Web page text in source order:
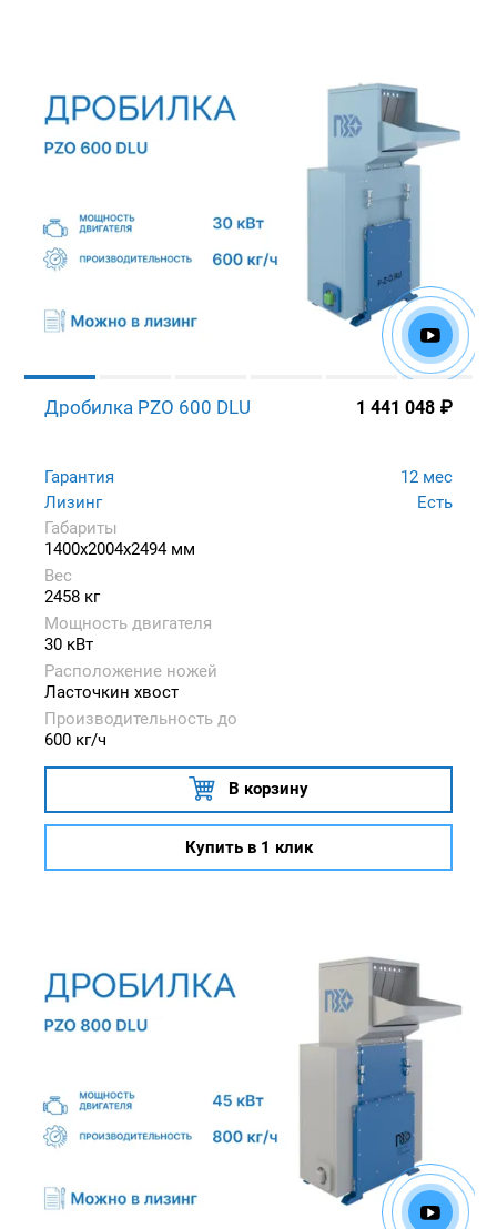
Дробилка PZO 600 DLU 1 441 048 ₽
Гарантия
12 мес
Лизинг
Есть
Габариты
1400x2004x2494 мм
Вес
2458 кг
Мощность двигателя
30 кВт
Расположение ножей
Ласточкин хвост
Производительность до
600 кг/ч
В корзину
Купить в 1 клик